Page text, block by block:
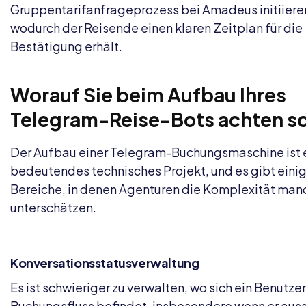
Gruppentarifanfrageprozess bei Amadeus
wodurch der Reisende einen klaren Zeitplan für die
Bestätigung erhält.
Worauf Sie beim Aufbau Ihres
Telegram-Reise-Bots achten
Der Aufbau einer Telegram-Buchungsmaschine ist
bedeutendes technisches Projekt, und es gibt
Bereiche, in denen Agenturen die Komplexität
unterschätzen.
Konversationsstatusverwaltung
Es ist schwieriger zu verwalten, wo sich ein